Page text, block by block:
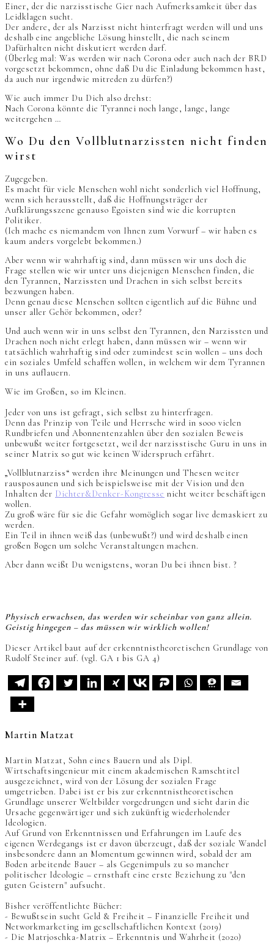
Einer, der die narzisstische Gier nach Aufmerksamkeit über das
Leidklagen sucht.
Der andere, der als Narzisst nicht hinterfragt werden will und uns
deshalb eine angebliche Lösung hinstellt, die nach seinem
Dafürhalten nicht diskutiert werden darf.
(Überleg mal: Was werden wir nach Corona oder auch nach der BRD
vorgesetzt bekommen, ohne daß Du die Einladung bekommen hast,
da auch nur irgendwie mitreden zu dürfen?)
Wie auch immer Du Dich also drehst:
Nach Corona könnte die Tyrannei noch lange, lange, lange
weitergehen …
Wo Du den Vollblutnarzissten nicht finden
wirst
Zugegeben.
Es macht für viele Menschen wohl nicht sonderlich viel Hoffnung,
wenn sich herausstellt, daß die Hoffnungsträger der
Aufklärungsszene genauso Egoisten sind wie die korrupten
Politiker.
(Ich mache es niemandem von Ihnen zum Vorwurf – wir haben es
kaum anders vorgelebt bekommen.)
Aber wenn wir wahrhaftig sind, dann müssen wir uns doch die
Frage stellen wie wir unter uns diejenigen Menschen finden, die
den Tyrannen, Narzissten und Drachen in sich selbst bereits
bezwungen haben.
Denn genau diese Menschen sollten eigentlich auf die Bühne und
unser aller Gehör bekommen, oder?
Und auch wenn wir in uns selbst den Tyrannen, den Narzissten und
Drachen noch nicht erlegt haben, dann müssen wir – wenn wir
tatsächlich wahrhaftig sind oder zumindest sein wollen – uns doch
ein soziales Umfeld schaffen wollen, in welchem wir dem Tyrannen
in uns auflauern.
Wie im Großen, so im Kleinen.
Jeder von uns ist gefragt, sich selbst zu hinterfragen.
Denn das Prinzip von Teile und Herrsche wird in sooo vielen
Rundbriefen und Abonnentenzahlen über den sozialen Beweis
unbewußt weiter fortgesetzt, weil der narzisstische Guru in uns in
seiner Matrix so gut wie keinen Widerspruch erfährt.
„Vollblutnarziss“ werden ihre Meinungen und Thesen weiter
rausposaunen und sich beispielsweise mit der Vision und den
Inhalten der Dichter&Denker-Kongresse nicht weiter beschäftigen
wollen.
Zu groß wäre für sie die Gefahr womöglich sogar live demaskiert zu
werden.
Ein Teil in ihnen weiß das (unbewußt?) und wird deshalb einen
großen Bogen um solche Veranstaltungen machen.
Aber dann weißt Du wenigstens, woran Du bei ihnen bist. ?
Physisch erwachsen, das werden wir scheinbar von ganz allein.
Geistig hingegen – das müssen wir wirklich wollen!
Dieser Artikel baut auf der erkenntnistheoretischen Grundlage von
Rudolf Steiner auf. (vgl. GA 1 bis GA 4)
Martin Matzat
Martin Matzat, Sohn eines Bauern und als Dipl.
Wirtschaftsingenieur mit einem akademischen Ramschtitel
ausgezeichnet, wird von der Lösung der sozialen Frage
umgetrieben. Dabei ist er bis zur erkenntnistheoretischen
Grundlage unserer Weltbilder vorgedrungen und sieht darin die
Ursache gegenwärtiger und sich zukünftig wiederholender
Ideologien.
Auf Grund von Erkenntnissen und Erfahrungen im Laufe des
eigenen Werdegangs ist er davon überzeugt, daß der soziale Wandel
insbesondere dann an Momentum gewinnen wird, sobald der am
Boden arbeitende Bauer – als Gegenimpuls zu so mancher
politischer Ideologie – ernsthaft eine erste Beziehung zu "den
guten Geistern" aufsucht.
Bisher veröffentlichte Bücher:
- Bewußtsein sucht Geld & Freiheit – Finanzielle Freiheit und
Networkmarketing im gesellschaftlichen Kontext (2019)
- Die Matrjoschka-Matrix – Erkenntnis und Wahrheit (2020)